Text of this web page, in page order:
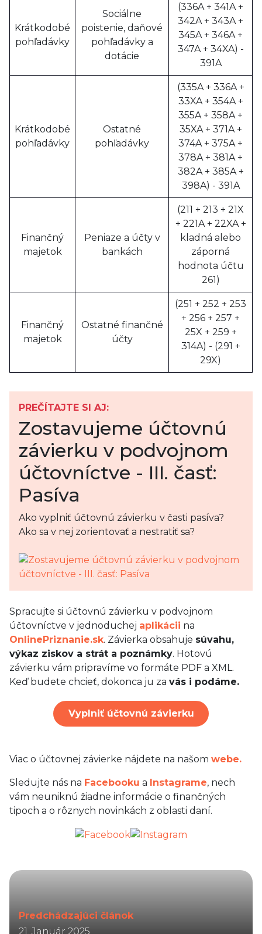
Krátkodobé
pohľadávky
Sociálne
poistenie, daňové
pohľadávky a
dotácie
(336A + 341A +
342A + 343A +
345A + 346A +
347A + 34XA) -
391A
Krátkodobé
pohľadávky
Ostatné
pohľadávky
(335A + 336A +
33XA + 354A +
355A + 358A +
35XA + 371A +
374A + 375A +
378A + 381A +
382A + 385A +
398A) - 391A
Finančný
majetok
Peniaze a účty v
bankách
(211 + 213 + 21X
+ 221A + 22XA +
kladná alebo
záporná
hodnota účtu
261)
Finančný
majetok
Ostatné finančné
účty
(251 + 252 + 253
+ 256 + 257 +
25X + 259 +
314A) - (291 +
29X)
PREČÍTAJTE SI AJ:
Zostavujeme účtovnú
závierku v podvojnom
účtovníctve - III. časť:
Pasíva
Ako vyplniť účtovnú závierku v časti pasíva?
Ako sa v nej zorientovať a nestratiť sa?
Spracujte si účtovnú závierku v podvojnom
účtovníctve v jednoduchej aplikácii na
OnlinePriznanie.sk. Závierka obsahuje súvahu,
výkaz ziskov a strát a poznámky. Hotovú
závierku vám pripravíme vo formáte PDF a XML.
Keď budete chcieť, dokonca ju za vás i podáme.
Vyplniť účtovnú závierku
Viac o účtovnej závierke nájdete na našom webe.
Sledujte nás na Facebooku a Instagrame, nech
vám neuniknú žiadne informácie o finančných
tipoch a o rôznych novinkách z oblasti daní.
Predchádzajúci článok
21. Január 2025